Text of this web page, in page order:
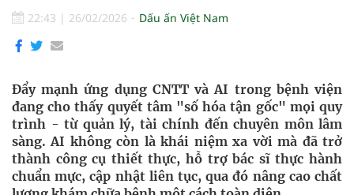
22:43 | 26/02/2026 Dấu ấn Việt Nam
Đẩy mạnh ứng dụng CNTT và AI trong bệnh viện
đang cho thấy quyết tâm "số hóa tận gốc" mọi quy
trình - từ quản lý, tài chính đến chuyên môn lâm
sàng. AI không còn là khái niệm xa vời mà đã trở
thành công cụ thiết thực, hỗ trợ bác sĩ thực hành
chuẩn mực, cập nhật liên tục, qua đó nâng cao chất